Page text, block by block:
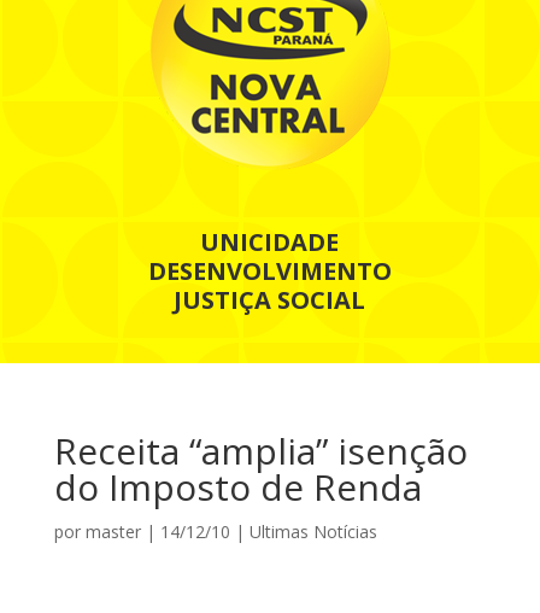
UNICIDADE
DESENVOLVIMENTO
JUSTIÇA SOCIAL
Receita “amplia” isenção
do Imposto de Renda
por master| 14/12/10 | Ultimas Notícias